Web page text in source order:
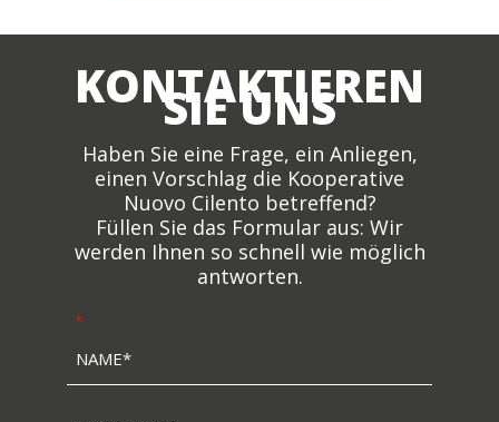
KONTAKTIEREN
SIE UNS
Haben Sie eine Frage, ein Anliegen,
einen Vorschlag die Kooperative
Nuovo Cilento betreffend?
Füllen Sie das Formular aus: Wir
werden Ihnen so schnell wie möglich
antworten.
*“ zeigt erforderliche Felder an